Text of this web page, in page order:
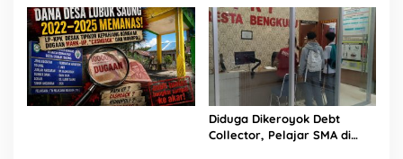
Diamankan
Diduga Dikeroyok Debt
Collector, Pelajar SMA di